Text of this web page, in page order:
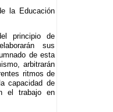
la Educación
principio de
sus
de esta
arbitrarán
ritmos de
capacidad de
el trabajo en